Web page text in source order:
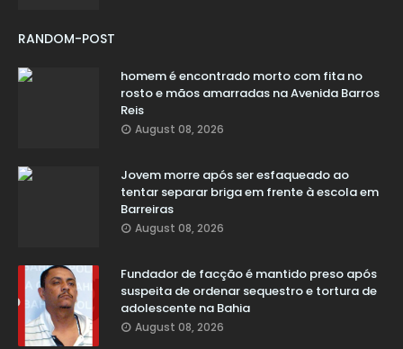
RANDOM-POST
homem é encontrado morto com fita no
rosto e mãos amarradas na Avenida Barros
Reis
August 08, 2026
Jovem morre após ser esfaqueado ao
tentar separar briga em frente à escola em
Barreiras
August 08, 2026
Fundador de facção é mantido preso após
suspeita de ordenar sequestro e tortura de
adolescente na Bahia
August 08, 2026